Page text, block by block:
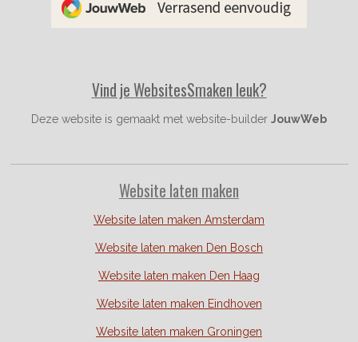
o
r
e
Vind je WebsitesSmaken leuk?
Deze website is gemaakt met website-builder JouwWeb
Website laten maken
Website laten maken Amsterdam
Website laten maken Den Bosch
Website laten maken Den Haag
Website laten maken Eindhoven
Website laten maken Groningen